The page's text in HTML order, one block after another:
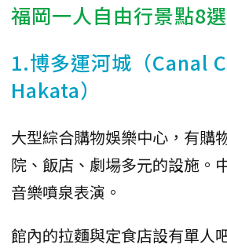
福岡一人自由行景點8選
1.博多運河城（Canal
Hakata）
大型綜合購物娛樂中心，有購
院、飯店、劇場多元的設施。
音樂噴泉表演。
館內的拉麵與定食店設有單人